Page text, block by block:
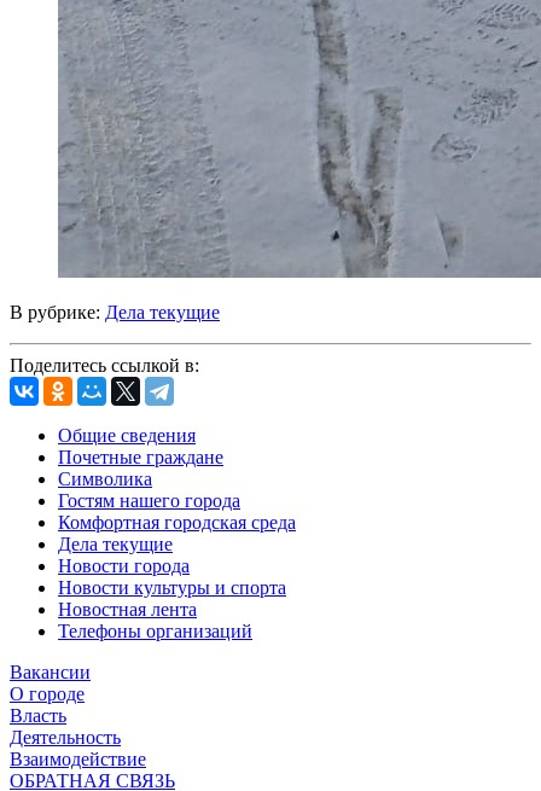
В рубрике: Дела текущие
Поделитесь ссылкой в:
Общие сведения
Почетные граждане
Символика
Гостям нашего города
Комфортная городская среда
Дела текущие
Новости города
Новости культуры и спорта
Новостная лента
Телефоны организаций
Вакансии
О городе
Власть
Деятельность
Взаимодействие
ОБРАТНАЯ СВЯЗЬ